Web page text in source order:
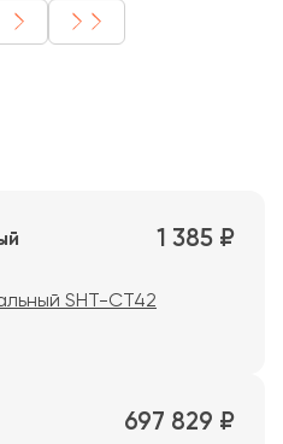
1 385 ₽
SHT-CT42
697 829 ₽